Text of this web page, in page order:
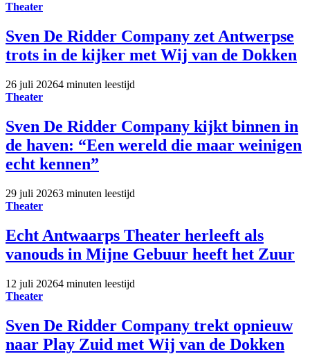
Theater
Sven De Ridder Company zet Antwerpse
trots in de kijker met Wij van de Dokken
26 juli 20264 minuten leestijd
Theater
Sven De Ridder Company kijkt binnen in
de haven: “Een wereld die maar weinigen
echt kennen”
29 juli 20263 minuten leestijd
Theater
Echt Antwaarps Theater herleeft als
vanouds in Mijne Gebuur heeft het Zuur
12 juli 20264 minuten leestijd
Theater
Sven De Ridder Company trekt opnieuw
naar Play Zuid met Wij van de Dokken